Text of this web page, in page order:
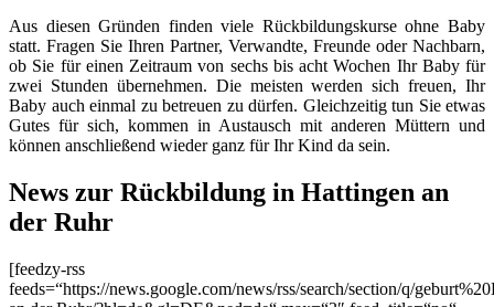
Aus diesen Gründen finden viele Rückbildungskurse ohne Baby
statt. Fragen Sie Ihren Partner, Verwandte, Freunde oder Nachbarn,
ob Sie für einen Zeitraum von sechs bis acht Wochen Ihr Baby für
zwei Stunden übernehmen. Die meisten werden sich freuen, Ihr
Baby auch einmal zu betreuen zu dürfen. Gleichzeitig tun Sie etwas
Gutes für sich, kommen in Austausch mit anderen Müttern und
können anschließend wieder ganz für Ihr Kind da sein.
News zur Rückbildung in Hattingen an
der Ruhr
[feedzy-rss
feeds=“https://news.google.com/news/rss/search/section/q/